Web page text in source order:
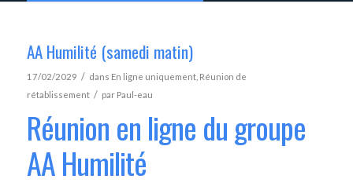
AA Humilité (samedi matin)
17/02/2029 / dans En ligne uniquement, Réunion de
rétablissement / par Paul-eau
Réunion en ligne du groupe
AA Humilité